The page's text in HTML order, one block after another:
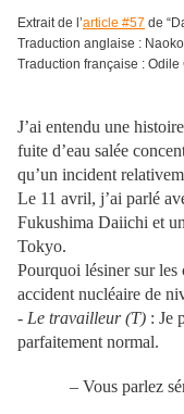
Extrait de l’article #57 de
Traduction anglaise :
Traduction française : Odile
J’ai entendu une
fuite d’eau salée
qu’un incident
Le 11 avril, j’ai parlé
Fukushima Daiichi et
Tokyo.
Pourquoi lésiner sur les
accident nucléaire de
- Le travailleur (T) : Je
parfaitement normal.
– Vous parlez